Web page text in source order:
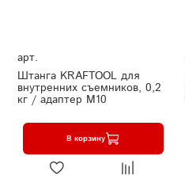
арт.
Штанга KRAFTOOL для
внутренних съемников, 0,2
кг / адаптер М10
В корзину